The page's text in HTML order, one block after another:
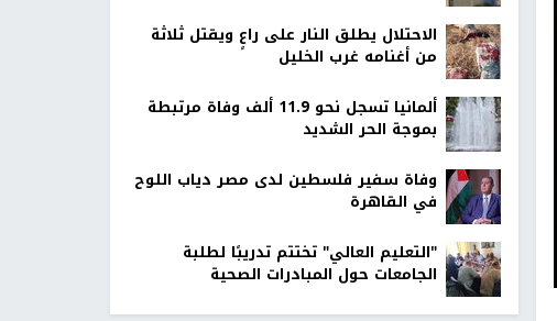
الاحتلال يطلق النار على راعٍ ويقتل ثلاثة
من أغنامه غرب الخليل
ألمانيا تسجل نحو 11.9 ألف وفاة مرتبطة
بموجة الحر الشديد
وفاة سفير فلسطين لدى مصر دياب اللوح
في القاهرة
"التعليم العالي" تختتم تدريبًا لطلبة
الجامعات حول المبادرات الصحية